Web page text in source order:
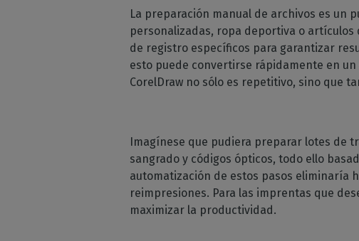
La preparación manual de archivos es un
personalizadas, ropa deportiva o
de registro específicos para garantizar
esto puede convertirse rápidamente en
CorelDraw no sólo es repetitivo, sino que
Imagínese que pudiera preparar lotes de
sangrado y códigos ópticos, todo ello
automatización de estos pasos eliminaría
reimpresiones. Para las imprentas que
maximizar la productividad.